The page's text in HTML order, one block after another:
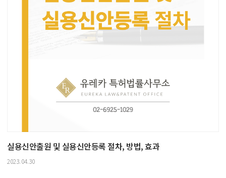
실용신안출원 및 실용신안등록 절차, 방법, 효과
2023.04.30